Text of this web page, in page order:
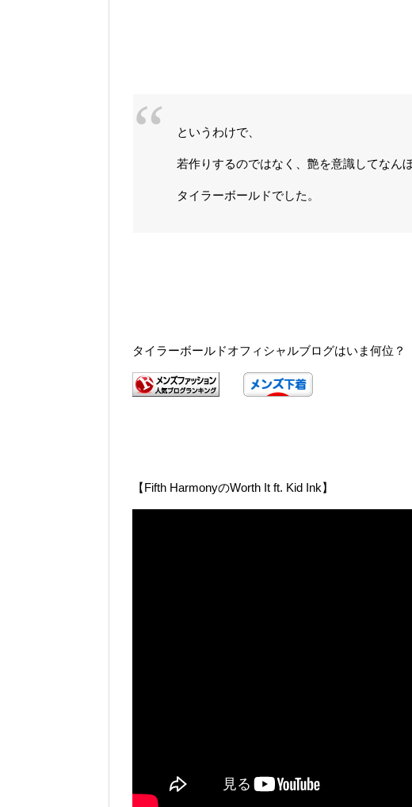
というわけで、
若作りするのではなく、艶を意識してなん
タイラーボールドでした。
タイラーボールドオフィシャルブログはいま何位？
【Fifth HarmonyのWorth It ft. Kid Ink】